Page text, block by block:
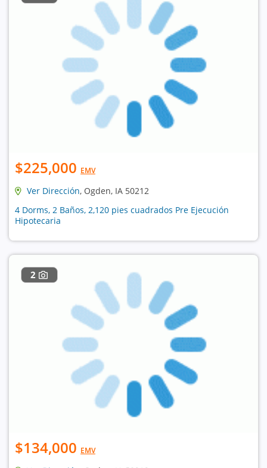
$225,000 EMV
Ver Dirección, Ogden, IA 50212
4 Dorms, 2 Baños, 2,120 pies cuadrados Pre Ejecución
Hipotecaria
2
$134,000 EMV